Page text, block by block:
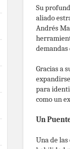
Su
aliado
Andrés
Gracias a
para
como un
Un
Una de